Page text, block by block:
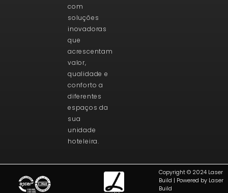
com
soluções
inovadoras
que
acrescentam
valor,
qualidade e
conforto a
diferentes
espaços da
sua
unidade
hoteleira.
Copyright © 2024 Laser
Build | Powered by Laser
Build